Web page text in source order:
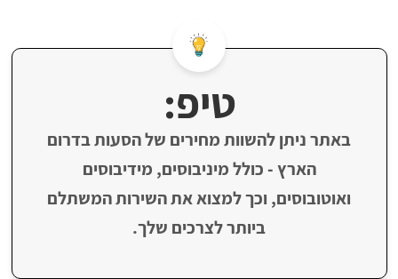
טיפ:
באתר ניתן להשוות מחירים של הסעות בדרום
הארץ - כולל מיניבוסים, מידיבוסים
ואוטובוסים, וכך למצוא את השירות המשתלם
ביותר לצרכים שלך.